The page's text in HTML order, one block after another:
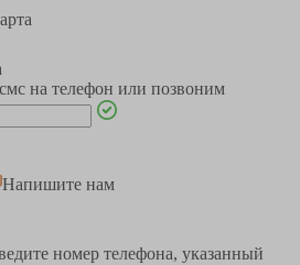
на телефон или позвоним
Напишите нам
номер телефона, указанный